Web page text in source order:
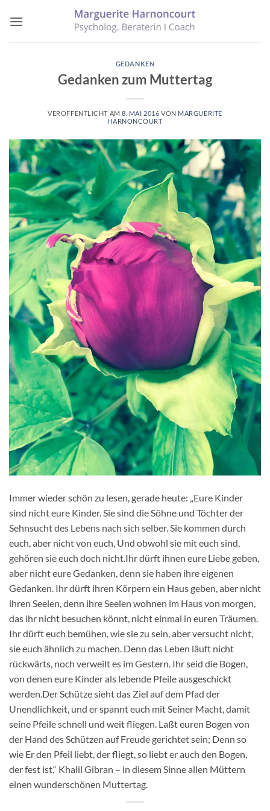
Inhalt
GEDANKEN
Gedanken zum Muttertag
VERÖFFENTLICHT AM8. MAI 2016 VON MARGUERITE
HARNONCOURT
Immer wieder schön zu lesen, gerade heute: „Eure Kinder
sind nicht eure Kinder. Sie sind die Söhne und Töchter der
Sehnsucht des Lebens nach sich selber. Sie kommen durch
euch, aber nicht von euch, Und obwohl sie mit euch sind,
gehören sie euch doch nicht.Ihr dürft ihnen eure Liebe geben,
aber nicht eure Gedanken, denn sie haben ihre eigenen
Gedanken. Ihr dürft ihren Körpern ein Haus geben, aber nicht
ihren Seelen, denn ihre Seelen wohnen im Haus von morgen,
das ihr nicht besuchen könnt, nicht einmal in euren Träumen.
Ihr dürft euch bemühen, wie sie zu sein, aber versucht nicht,
sie euch ähnlich zu machen. Denn das Leben läuft nicht
rückwärts, noch verweilt es im Gestern. Ihr seid die Bogen,
von denen eure Kinder als lebende Pfeile ausgeschickt
werden.Der Schütze sieht das Ziel auf dem Pfad der
Unendlichkeit, und er spannt euch mit Seiner Macht, damit
seine Pfeile schnell und weit fliegen. Laßt euren Bogen von
der Hand des Schützen auf Freude gerichtet sein; Denn so
wie Er den Pfeil liebt, der fliegt, so liebt er auch den Bogen,
der fest ist.“ Khalil Gibran – in diesem Sinne allen Müttern
einen wunderschönen Muttertag.